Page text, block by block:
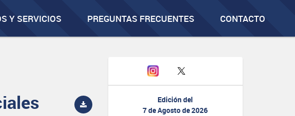
Y SERVICIOS PREGUNTAS FRECUENTES CONTACTO
Edición del
7 de Agosto de 2026